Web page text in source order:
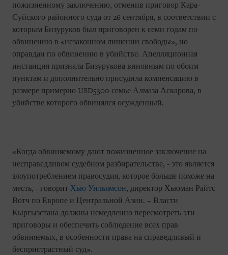
пожизненному заключению, отменив приговор Кара-
Суйского районного суда от 26 сентября, в соответствии с
которым Бизуруков был приговорен к семи годам по
обвинению в «незаконном лишении свободы», но
оправдан по обвинению в убийстве. Апелляционная
инстанция признала Бизурукова виновным по обоим
пунктам и дополнительно присудила компенсацию в
размере примерно USD5300 семье Алмаза Аскарова, в
убийстве которого обвинялся осужденный.
«Когда обвиняемому дают пожизненное заключение на
несправедливом судебном разбирательстве, - это является
злоупотреблением правосудия, которое больше похоже на
месть, - говорит Хью Уильямсон, директор Хьюман Райтс
Вотч по Европе и Центральной Азии. – Власти
Кыргызстана должны немедленно пересмотреть эти
приговоры и обеспечить соблюдение всех прав
обвиняемых, в особенности права на справедливый и
беспристрастный суд».